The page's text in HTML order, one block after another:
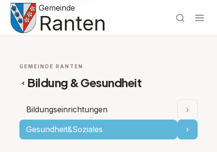
Gemeinde
Ranten
GEMEINDE RANTEN
‹ Bildung & Gesundheit
Bildungseinrichtungen ›
Gesundheit&Soziales
›